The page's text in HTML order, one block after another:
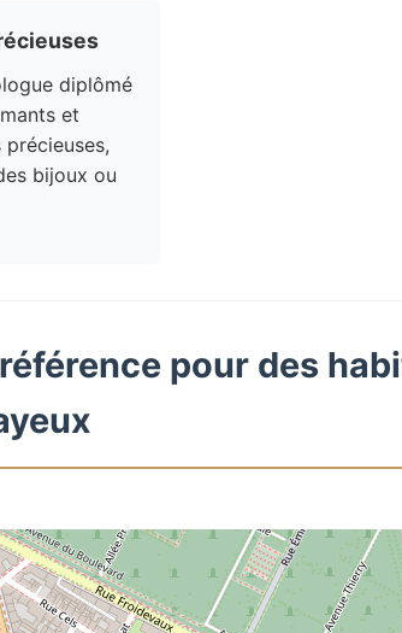
diplômé
et
bijoux ou
pour des